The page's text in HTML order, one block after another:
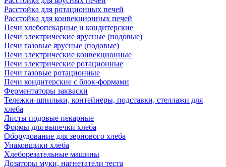
Расстойка для ротационных печей
Расстойка для конвекционных печей
Печи хлебопекарные и кондитерские
Печи электрические ярусные (подовые)
Печи газовые ярусные (подовые)
Печи электрические конвекционные
Печи электрические ротационные
Печи газовые ротационные
Печи кондитерские с блок-формами
Ферментаторы закваски
Тележки-шпильки, контейнеры, подставки, стеллажи для
хлеба
Листы подовые пекарные
Формы для выпечки хлеба
Оборудование для зернового хлеба
Упаковщики хлеба
Хлеборезательные машины
Дозаторы муки, нагнетатели теста